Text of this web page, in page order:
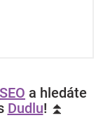
SEO a hledáte
Dudlu! ⏫